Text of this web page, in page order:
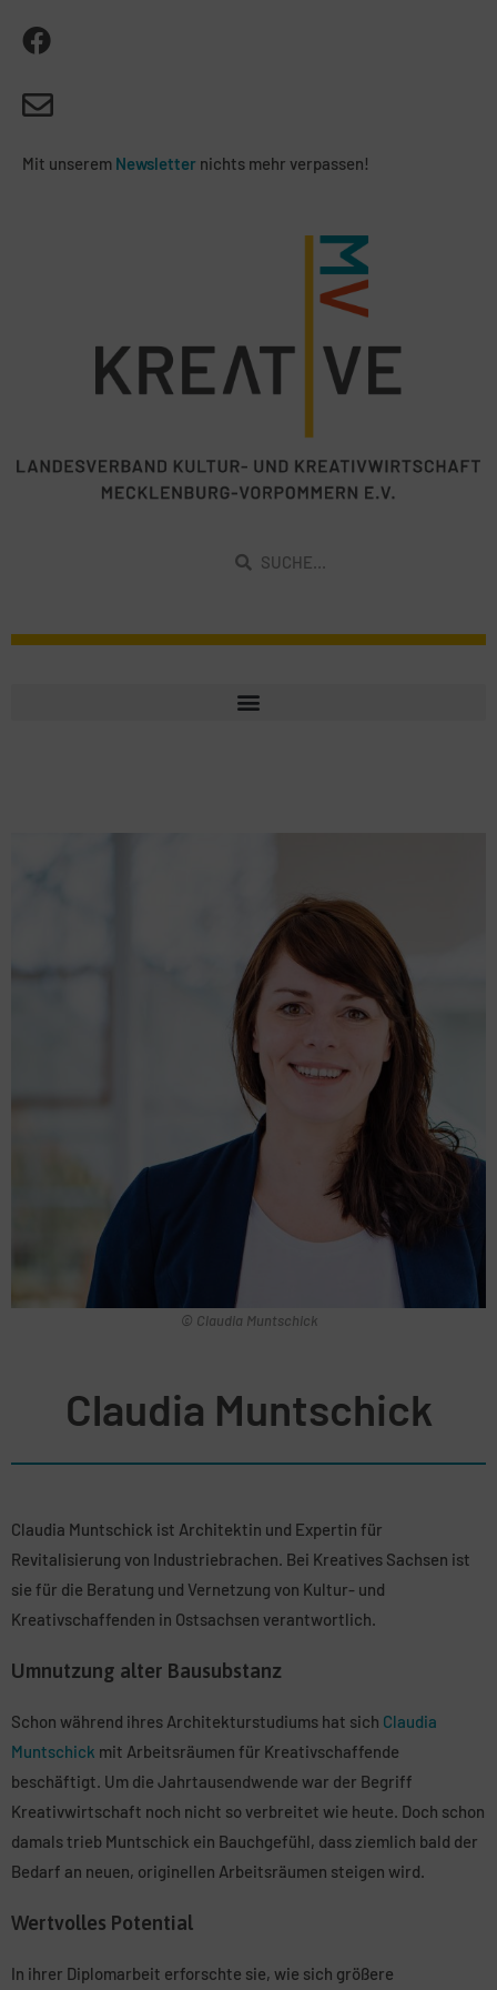
Mit unserem Newsletter nichts mehr verpassen!
© Claudia Muntschick
Claudia Muntschick
Claudia Muntschick ist Architektin und Expertin für
Revitalisierung von Industriebrachen. Bei Kreatives Sachsen ist
sie für die Beratung und Vernetzung von Kultur- und
Kreativschaffenden in Ostsachsen verantwortlich.
Umnutzung alter Bausubstanz
Schon während ihres Architekturstudiums hat sich Claudia
Muntschick mit Arbeitsräumen für Kreativschaffende
beschäftigt. Um die Jahrtausendwende war der Begriff
Kreativwirtschaft noch nicht so verbreitet wie heute. Doch schon
damals trieb Muntschick ein Bauchgefühl, dass ziemlich bald der
Bedarf an neuen, originellen Arbeitsräumen steigen wird.
Wertvolles Potential
In ihrer Diplomarbeit erforschte sie, wie sich größere